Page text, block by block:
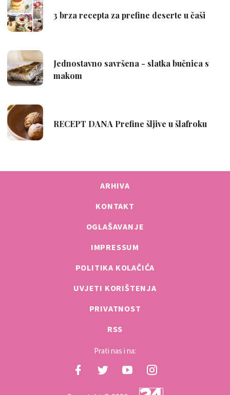
ARHIVA
KONTAKT
OGLAŠAVANJE
IMPRESSUM
POLITIKA KOLAČIĆA
UVJETI KORIŠTENJA
PRIVATNOST
RSS
Prati nas i na: